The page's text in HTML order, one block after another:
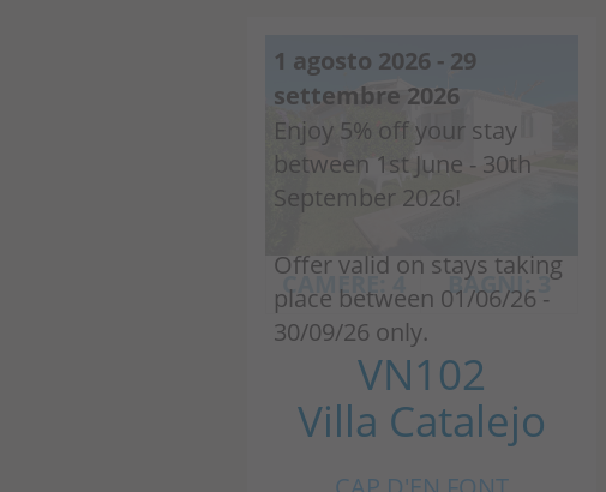
1 agosto 2026 - 29
settembre 2026
Enjoy 5% off your stay
between 1st June - 30th
September 2026!
Offer valid on stays taking
place between 01/06/26 -
30/09/26 only.
CAMERE: 4 BAGNI: 3
VN102
Villa Catalejo
CAP D'EN FONT